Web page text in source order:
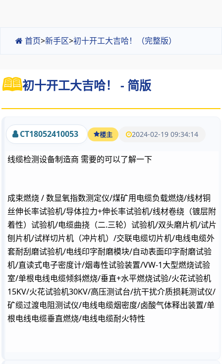
首页>新手区>初十开工大吉哈！（完整版）
初十开工大吉哈！ - 简版
CT18052410053 楼主 2024-02-19 09:34:14
线缆检测设备制造商 需要的可以了解一下
成束燃烧 / 数显氧指数测定仪/煤矿用电缆负载燃烧/线材铜
丝伸长率试验机/导体拉力+伸长率试验机/线材卷绕（镀层附
着性）试验机/电缆曲挠（二.三轮）试验机/双头磨片机/试片
刨片机/试样切片机（冲片机）/交联电缆切片机/电线电缆外
套耐刮磨试验机/电线印字耐磨模块/自动表面印字耐磨试验
机/直读式电子密度计/烟毒性试验装置/VW-1大型燃烧试验
室/单根电线电缆倾斜燃烧/垂直+水平燃烧试验/火花试验机
15KV/火花试验机30KV/高压测试台/抗干扰介质损耗测试仪/
矿缆过渡电阻测试仪/电线电缆烟密度/卤酸气体释出装置/单
根电线电缆垂直燃烧/电线电缆耐火特性